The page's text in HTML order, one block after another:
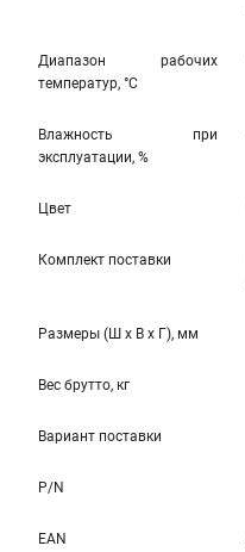
Диапазон рабочих
температур, °С
Влажность при
эксплуатации, %
Цвет
Комплект поставки
Размеры (Ш x В x Г), мм
Вес брутто, кг
Вариант поставки
P/N
EAN